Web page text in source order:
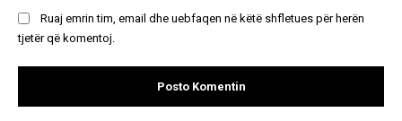
Ruaj emrin tim, email dhe uebfaqen në këtë shfletues për herën
tjetër që komentoj.